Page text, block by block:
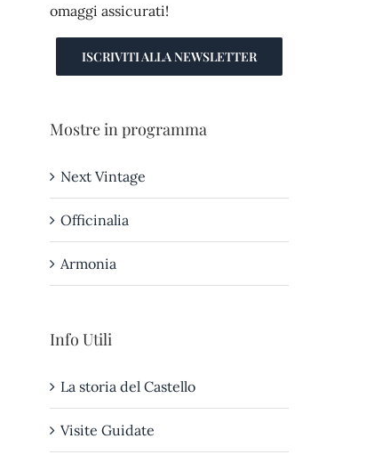
omaggi assicurati!
ISCRIVITI ALLA NEWSLETTER
Mostre in programma
Next Vintage
Officinalia
Armonia
Info Utili
La storia del Castello
Visite Guidate